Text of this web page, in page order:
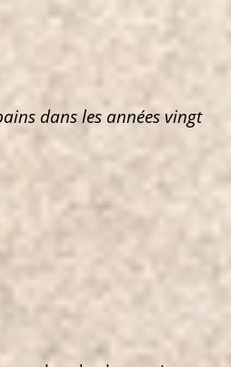
dans les années vingt